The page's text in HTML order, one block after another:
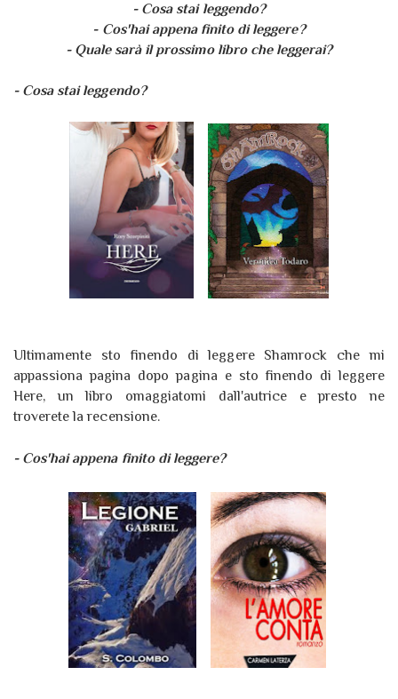
- Cosa stai leggendo?
- Cos'hai appena finito di leggere?
- Quale sarà il prossimo libro che leggerai?
- Cosa stai leggendo?
Ultimamente sto finendo di leggere Shamrock che mi
appassiona pagina dopo pagina e sto finendo di leggere
Here, un libro omaggiatomi dall'autrice e presto ne
troverete la recensione.
- Cos'hai appena finito di leggere?